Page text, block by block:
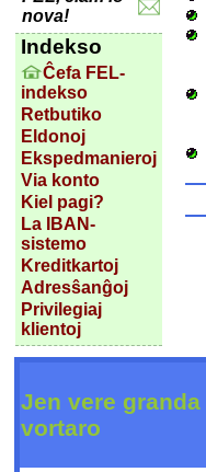
nova!
Indekso
Ĉefa FEL-
indekso
Retbutiko
Eldonoj
Ekspedmanieroj
Via konto
Kiel pagi?
La IBAN-
sistemo
Kreditkartoj
Adresŝanĝoj
Privilegiaj
klientoj
Jen vere granda
vortaro